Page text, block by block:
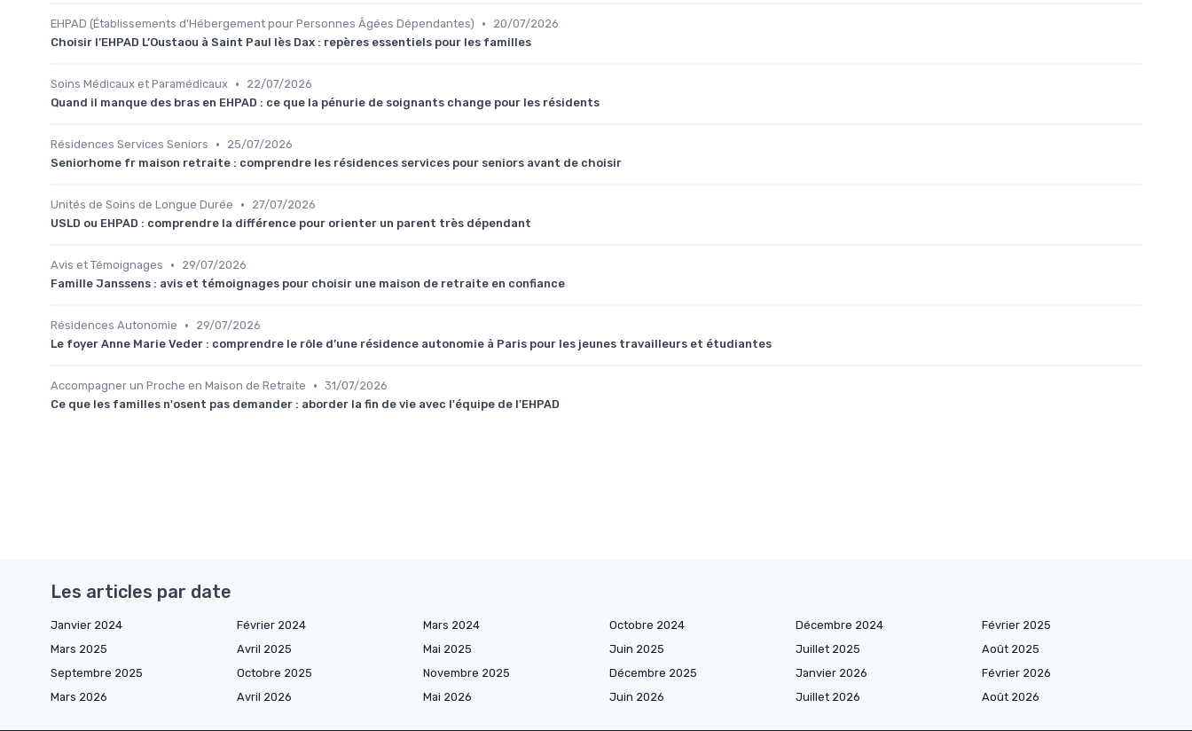
EHPAD (Établissements d'Hébergement pour Personnes Âgées Dépendantes) •
20/07/2026
Choisir l’EHPAD L’Oustaou à Saint Paul lès Dax : repères essentiels pour les familles
Soins Médicaux et Paramédicaux •
22/07/2026
Quand il manque des bras en EHPAD : ce que la pénurie de soignants change pour les résidents
Résidences Services Seniors •
25/07/2026
Seniorhome fr maison retraite : comprendre les résidences services pour seniors avant de choisir
Unités de Soins de Longue Durée •
27/07/2026
USLD ou EHPAD : comprendre la différence pour orienter un parent très dépendant
Avis et Témoignages •
29/07/2026
Famille Janssens : avis et témoignages pour choisir une maison de retraite en confiance
Résidences Autonomie •
29/07/2026
Le foyer Anne Marie Veder : comprendre le rôle d’une résidence autonomie à Paris pour les jeunes travailleurs et étudiantes
Accompagner un Proche en Maison de Retraite • 31/07/2026
Ce que les familles n'osent pas demander : aborder la fin de vie avec l'équipe de l'EHPAD
Les articles par date
Janvier 2024 Février 2024 Mars 2024 Octobre 2024 Décembre 2024
Février 2025
Mars 2025
Avril 2025 Mai 2025 Juin 2025 Juillet 2025
Août 2025
Septembre 2025
Octobre 2025 Novembre 2025 Décembre 2025 Janvier 2026
Février 2026
Mars 2026
Avril 2026 Mai 2026 Juin 2026 Juillet 2026 Août 2026